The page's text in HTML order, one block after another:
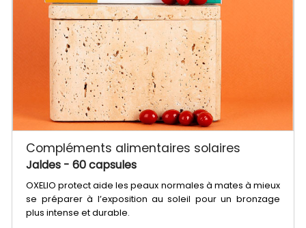
Compléments alimentaires solaires
Jaldes - 60 capsules
OXELIO protect aide les peaux normales à mates à mieux
se préparer à l’exposition au soleil pour un bronzage
plus intense et durable.